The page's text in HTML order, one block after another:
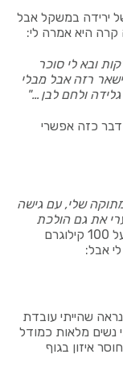
ירידה במשקל אבל
היא אמרה לי:
ובא לי סוכר
רזה אבל מבלי
ולחם לבן …"
כזה אפשרי
שלי, עם גישה
את גם הולכת
. היא בסך הכול 1.64, שוקלת מעל 100 קילוגרם
אבל:
שהייתי עובדת
מלאות כמודל
איזון בגוף